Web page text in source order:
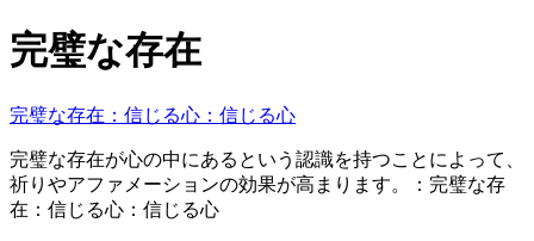
完璧な存在
完璧な存在：信じる心：信じる心
完璧な存在が心の中にあるという認識を持つことによって、
祈りやアファメーションの効果が高まります。：完璧な存
在：信じる心：信じる心